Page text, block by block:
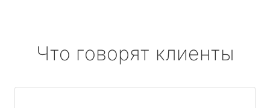
Что говорят клиенты